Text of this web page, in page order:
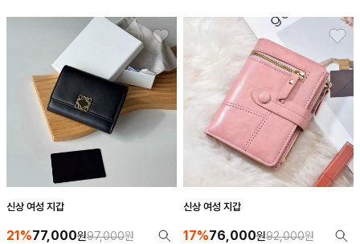
신상 여성 지갑
21%77,000원97,000원
신상 여성 지갑
17%76,000원92,000원